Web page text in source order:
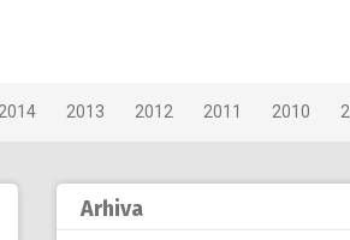
2013 2012 2011 2010
Arhiva